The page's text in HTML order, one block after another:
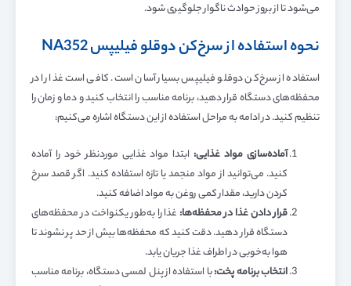
می‌شود تا از بروز حوادث ناگوار جلوگیری شود.
نحوه استفاده از سرخ‌کن دوقلو فیلیپس NA352
استفاده از سرخ‌کن دوقلو فیلیپس بسیار آسان است. کافی است غذا را در
محفظه‌های دستگاه قرار دهید، برنامه مناسب را انتخاب کنید و دما و زمان را
تنظیم کنید. در ادامه به مراحل استفاده از این دستگاه اشاره می‌کنیم:
آماده‌سازی مواد غذایی: ابتدا مواد غذایی موردنظر خود را آماده
کنید. می‌توانید از مواد منجمد یا تازه استفاده کنید. اگر قصد سرخ
کردن دارید، مقدار کمی روغن به مواد اضافه کنید.
قرار دادن غذا در محفظه‌ها: غذا را به‌طور یکنواخت در محفظه‌های
دستگاه قرار دهید. دقت کنید که محفظه‌ها بیش از حد پر نشوند تا
هوا به‌خوبی در اطراف غذا جریان یابد.
انتخاب برنامه پخت:با استفاده از پنل لمسی دستگاه، برنامه مناسب